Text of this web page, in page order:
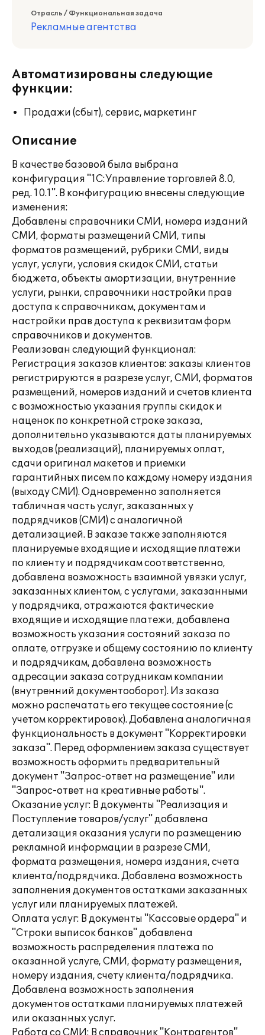
Отрасль / Функциональная задача
Рекламные агентства
Автоматизированы следующие
функции:
Продажи (сбыт), сервис, маркетинг
Описание
В качестве базовой была выбрана
конфигурация "1С:Управление торговлей 8.0,
ред. 10.1". В конфигурацию внесены следующие
изменения:
Добавлены справочники СМИ, номера изданий
СМИ, форматы размещений СМИ, типы
форматов размещений, рубрики СМИ, виды
услуг, услуги, условия скидок СМИ, статьи
бюджета, объекты амортизации, внутренние
услуги, рынки, справочники настройки прав
доступа к справочникам, документам и
настройки прав доступа к реквизитам форм
справочников и документов.
Реализован следующий функционал:
Регистрация заказов клиентов: заказы клиентов
регистрируются в разрезе услуг, СМИ, форматов
размещений, номеров изданий и счетов клиента
с возможностью указания группы скидок и
наценок по конкретной строке заказа,
дополнительно указываются даты планируемых
выходов (реализаций), планируемых оплат,
сдачи оригинал макетов и приемки
гарантийных писем по каждому номеру издания
(выходу СМИ). Одновременно заполняется
табличная часть услуг, заказанных у
подрядчиков (СМИ) с аналогичной
детализацией. В заказе также заполняются
планируемые входящие и исходящие платежи
по клиенту и подрядчикам соответственно,
добавлена возможность взаимной увязки услуг,
заказанных клиентом, с услугами, заказанными
у подрядчика, отражаются фактические
входящие и исходящие платежи, добавлена
возможность указания состояний заказа по
оплате, отгрузке и общему состоянию по клиенту
и подрядчикам, добавлена возможность
адресации заказа сотрудникам компании
(внутренний документооборот). Из заказа
можно распечатать его текущее состояние (с
учетом корректировок). Добавлена аналогичная
функциональность в документ "Корректировки
заказа". Перед оформлением заказа существует
возможность оформить предварительный
документ "Запрос-ответ на размещение" или
"Запрос-ответ на креативные работы".
Оказание услуг: В документы "Реализация и
Поступление товаров/услуг" добавлена
детализация оказания услуги по размещению
рекламной информации в разрезе СМИ,
формата размещения, номера издания, счета
клиента/подрядчика. Добавлена возможность
заполнения документов остатками заказанных
услуг или планируемых платежей.
Оплата услуг: В документы "Кассовые ордера" и
"Строки выписок банков" добавлена
возможность распределения платежа по
оказанной услуге, СМИ, формату размещения,
номеру издания, счету клиента/подрядчика.
Добавлена возможность заполнения
документов остатками планируемых платежей
или оказанных услуг.
Работа со СМИ: В справочник "Контрагентов"